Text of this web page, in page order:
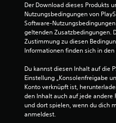
Der Download dieses Produkts
Nutzungsbedingungen von
Software-
geltenden Zusatzbedingungen.
Zustimmung zu diesen
Informationen finden sich in
Du kannst diesen Inhalt auf die
Einstellung „Konsolenfreigabe
Konto verknüpft ist,
den Inhalt auch auf jede andere
und dort spielen, wenn du dich
anmeldest.